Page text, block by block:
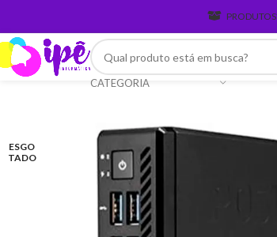
PRODUTOS
CATEGORIA
ESGO
TADO